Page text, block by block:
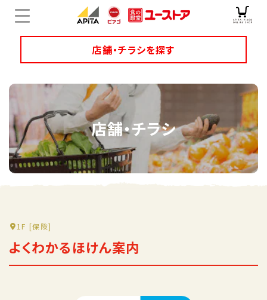
店舗・チラシを探す
店舗チラシ検索
ユニーのオリジナル商品
キャンペーン・特集
オンラインショップ
企業情報
店舗・チラシ
1F [保険]
よくわかるほけん案内